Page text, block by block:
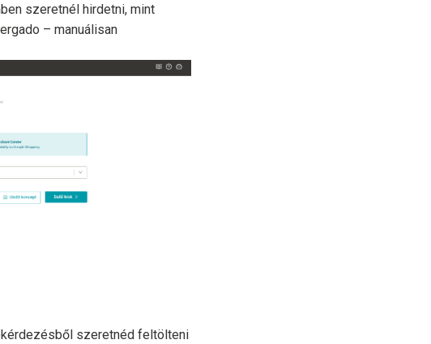
szeretnél hirdetni, mint
– manuálisan
szeretnéd feltölteni